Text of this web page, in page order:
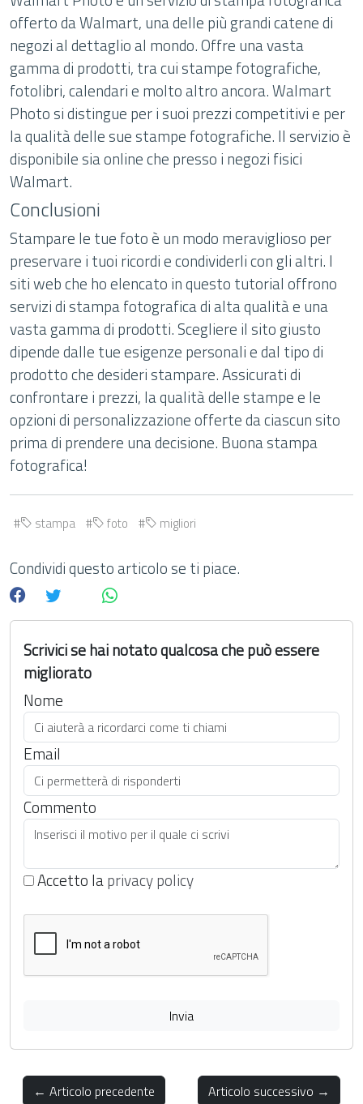
offerto da Walmart, una delle più grandi catene di
negozi al dettaglio al mondo. Offre una vasta
gamma di prodotti, tra cui stampe fotografiche,
fotolibri, calendari e molto altro ancora. Walmart
Photo si distingue per i suoi prezzi competitivi e per
la qualità delle sue stampe fotografiche. Il servizio è
disponibile sia online che presso i negozi fisici
Walmart.
Conclusioni
Stampare le tue foto è un modo meraviglioso per
preservare i tuoi ricordi e condividerli con gli altri. I
siti web che ho elencato in questo tutorial offrono
servizi di stampa fotografica di alta qualità e una
vasta gamma di prodotti. Scegliere il sito giusto
dipende dalle tue esigenze personali e dal tipo di
prodotto che desideri stampare. Assicurati di
confrontare i prezzi, la qualità delle stampe e le
opzioni di personalizzazione offerte da ciascun sito
prima di prendere una decisione. Buona stampa
fotografica!
stampa foto migliori
Condividi questo articolo se ti piace.
Scrivici se hai notato qualcosa che può essere
migliorato
Nome
Email
Commento
Accetto laprivacy policy
Invia
← Articolo precedente Articolo successivo →